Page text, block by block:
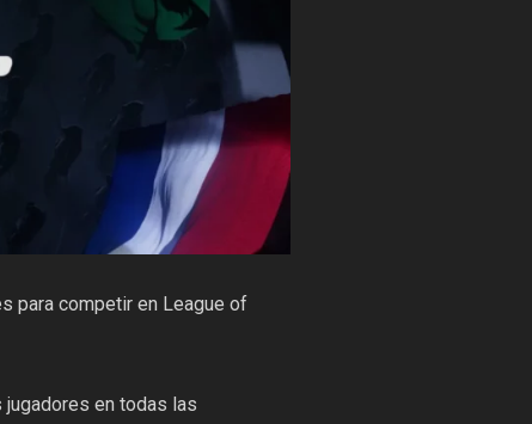
para competir en League of
en todas las